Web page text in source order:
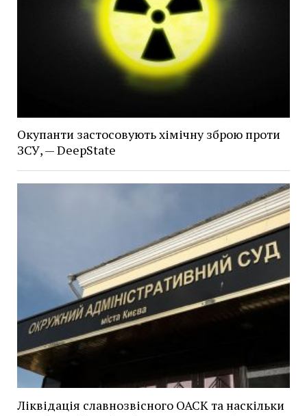
Окупанти застосовують хімічну зброю проти
ЗСУ, — DeepState
Ліквідація славнозвісного ОАСК та наскільки